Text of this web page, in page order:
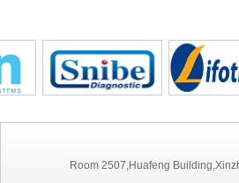
Room 2507,Huafeng